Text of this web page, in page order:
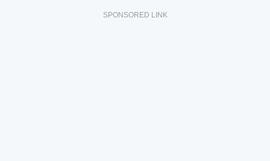
SPONSORED LINK